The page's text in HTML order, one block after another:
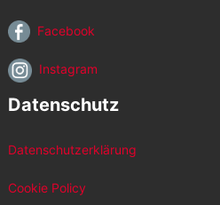
Facebook
Instagram
Datenschutz
Datenschutzerklärung
Cookie Policy